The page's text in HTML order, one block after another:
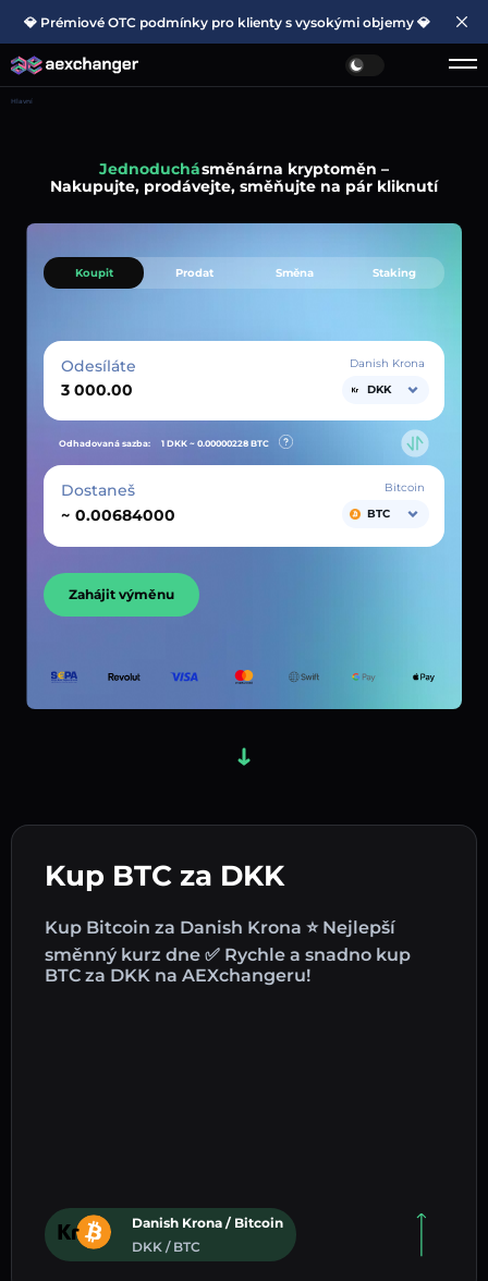
💎 Prémiové OTC podmínky pro klienty s vysokými objemy 💎
Hlavní
Jednoduchásměnárna kryptoměn –
Nakupujte, prodávejte, směňujte na pár kliknutí
Kup BTC za DKK
Kup Bitcoin za Danish Krona ⭐ Nejlepší
směnný kurz dne ✅ Rychle a snadno kup
BTC za DKK na AEXchangeru!
Danish Krona / Bitcoin
DKK / BTC
Koupit Prodat Směna Staking
Odesíláte
Danish Krona
DKK
Odhadovaná sazba: 1 DKK ~ 0.00000228 BTC
Dostaneš
~
Bitcoin
BTC
Zahájit výměnu